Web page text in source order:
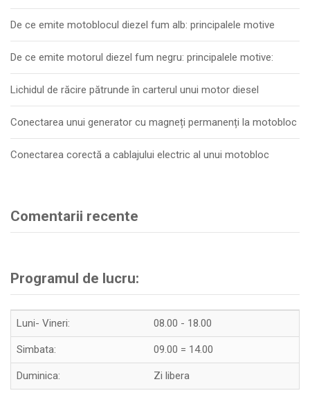
De ce emite motoblocul diezel fum alb: principalele motive
De ce emite motorul diezel fum negru: principalele motive:
Lichidul de răcire pătrunde în carterul unui motor diesel
Conectarea unui generator cu magneți permanenți la motobloc
Conectarea corectă a cablajului electric al unui motobloc
Comentarii recente
Programul de lucru:
Luni- Vineri: 08.00 - 18.00
Simbata: 09.00 = 14.00
Duminica: Zi libera